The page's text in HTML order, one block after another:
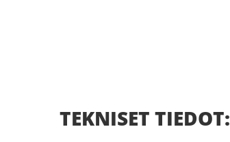
TEKNISET TIEDOT: